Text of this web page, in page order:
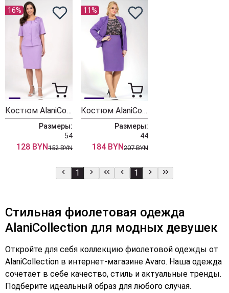
16%
Костюм AlaniCollection 2342 лаванда
Размеры:
54
128 BYN152 BYN
11%
Костюм AlaniCollection 1872 лаванда + цветы
Размеры:
44
184 BYN207 BYN
1 1
Стильная фиолетовая одежда
AlaniCollection для модных девушек
Откройте для себя коллекцию фиолетовой одежды от
AlaniCollection в интернет-магазине Avaro. Наша одежда
сочетает в себе качество, стиль и актуальные тренды.
Подберите идеальный образ для любого случая.